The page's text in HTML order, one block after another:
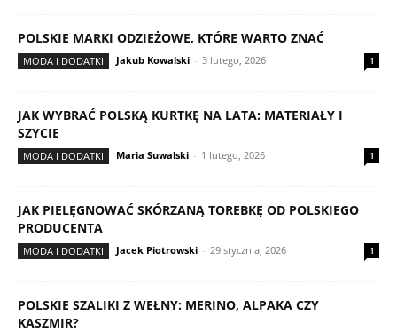
POLSKIE MARKI ODZIEŻOWE, KTÓRE WARTO ZNAĆ
MODA I DODATKI Jakub Kowalski - 3 lutego, 2026 1
JAK WYBRAĆ POLSKĄ KURTKĘ NA LATA: MATERIAŁY I
SZYCIE
MODA I DODATKI Maria Suwalski - 1 lutego, 2026 1
JAK PIELĘGNOWAĆ SKÓRZANĄ TOREBKĘ OD POLSKIEGO
PRODUCENTA
MODA I DODATKI Jacek Piotrowski - 29 stycznia, 2026 1
POLSKIE SZALIKI Z WEŁNY: MERINO, ALPAKA CZY
KASZMIR?